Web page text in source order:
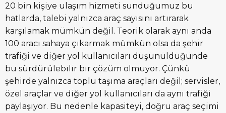
20 bin kişiye ulaşım hizmeti sunduğumuz bu
hatlarda, talebi yalnızca araç sayısını artırarak
karşılamak mümkün değil. Teorik olarak aynı anda
100 aracı sahaya çıkarmak mümkün olsa da şehir
trafiği ve diğer yol kullanıcıları düşünüldüğünde
bu sürdürülebilir bir çözüm olmuyor. Çünkü
şehirde yalnızca toplu taşıma araçları değil; servisler,
özel araçlar ve diğer yol kullanıcıları da aynı trafiği
paylaşıyor. Bu nedenle kapasiteyi, doğru araç seçimi